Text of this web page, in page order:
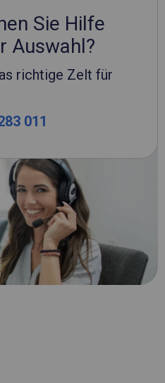
Sie Hilfe
Auswahl?
richtige Zelt für
011